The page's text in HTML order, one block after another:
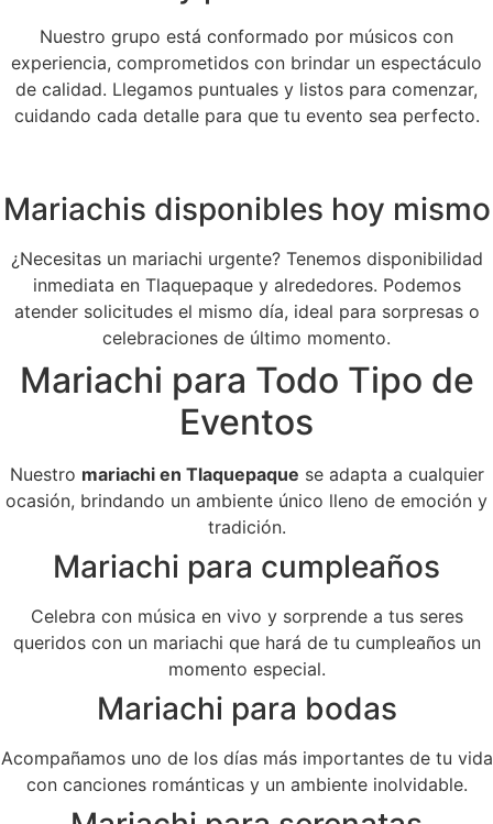
Nuestro grupo está conformado por músicos con
experiencia, comprometidos con brindar un espectáculo
de calidad. Llegamos puntuales y listos para comenzar,
cuidando cada detalle para que tu evento sea perfecto.
Mariachis disponibles hoy mismo
¿Necesitas un mariachi urgente? Tenemos disponibilidad
inmediata en Tlaquepaque y alrededores. Podemos
atender solicitudes el mismo día, ideal para sorpresas o
celebraciones de último momento.
Mariachi para Todo Tipo de
Eventos
Nuestro mariachi en Tlaquepaque se adapta a cualquier
ocasión, brindando un ambiente único lleno de emoción y
tradición.
Mariachi para cumpleaños
Celebra con música en vivo y sorprende a tus seres
queridos con un mariachi que hará de tu cumpleaños un
momento especial.
Mariachi para bodas
Acompañamos uno de los días más importantes de tu vida
con canciones románticas y un ambiente inolvidable.